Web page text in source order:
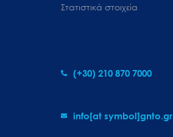
Στατιστικά στοιχεία
(+30) 210 870 7000
info[at symbol]gnto.gr